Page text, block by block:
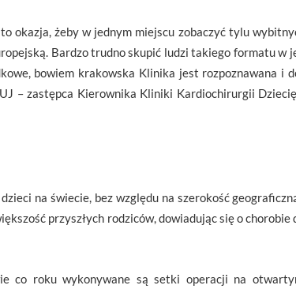
okazja, żeby w jednym miejscu zobaczyć tylu
Bardzo trudno skupić ludzi takiego formatu w
bowiem krakowska Klinika jest rozpoznawana i
– zastępca Kierownika Kliniki Kardiochirurgii
na świecie, bez względu na szerokość
przyszłych rodziców, dowiadując się o chorobie
co roku wykonywane są setki operacji na